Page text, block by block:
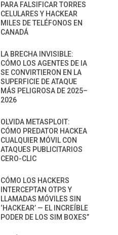
PARA FALSIFICAR TORRES
CELULARES Y HACKEAR
MILES DE TELÉFONOS EN
CANADÁ
LA BRECHA INVISIBLE:
CÓMO LOS AGENTES DE IA
SE CONVIRTIERON EN LA
SUPERFICIE DE ATAQUE
MÁS PELIGROSA DE 2025–
2026
OLVIDA METASPLOIT:
CÓMO PREDATOR HACKEA
CUALQUIER MÓVIL CON
ATAQUES PUBLICITARIOS
CERO-CLIC
CÓMO LOS HACKERS
INTERCEPTAN OTPS Y
LLAMADAS MÓVILES SIN
‘HACKEAR’ — EL INCREÍBLE
PODER DE LOS SIM BOXES”